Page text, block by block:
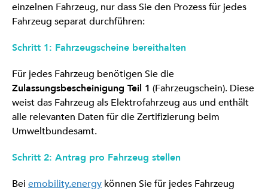
einzelnen Fahrzeug, nur dass Sie den Prozess für jedes
Fahrzeug separat durchführen:
Schritt 1: Fahrzeugscheine bereithalten
Für jedes Fahrzeug benötigen Sie die
Zulassungsbescheinigung Teil 1 (Fahrzeugschein). Diese
weist das Fahrzeug als Elektrofahrzeug aus und enthält
alle relevanten Daten für die Zertifizierung beim
Umweltbundesamt.
Schritt 2: Antrag pro Fahrzeug stellen
Bei emobility.energy können Sie für jedes Fahrzeug